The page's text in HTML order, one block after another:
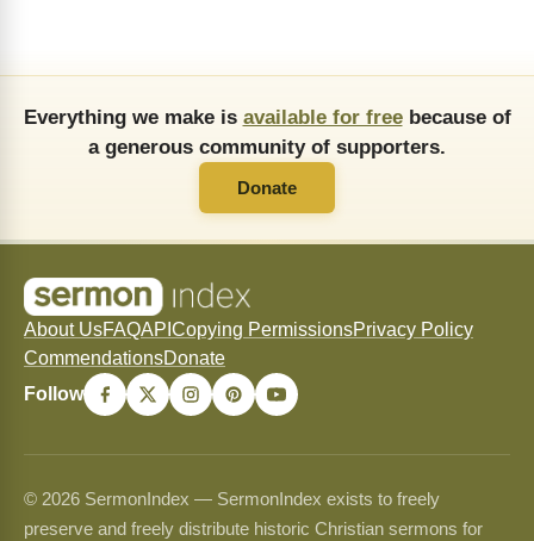
Everything we make is available for freebecause of
a generous community of supporters.
Donate
About UsFAQAPI Copying PermissionsPrivacy Policy
CommendationsDonate
Follow
© 2026 SermonIndex — SermonIndex exists to freely
preserve and freely distribute historic Christian sermons for